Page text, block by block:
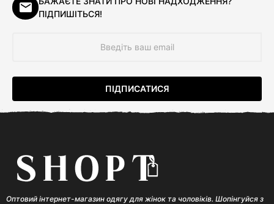
ПІДПИШІТЬСЯ!
Оптовий інтернет-магазин одягу для жінок та чоловіків. Шопінгуйся з